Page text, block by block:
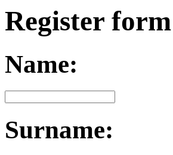
Register form
Name:
Surname: